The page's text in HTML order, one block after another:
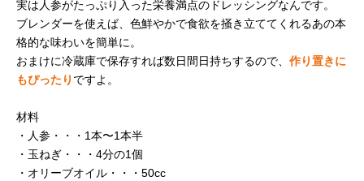
実は人参がたっぷり入った栄養満点のドレッシングなんです。
ブレンダーを使えば、色鮮やかで食欲を掻き立ててくれるあの本
格的な味わいを簡単に。
おまけに冷蔵庫で保存すれば数日間日持ちするので、 作り置きに
もぴったり ですよ。
材料
・人参・・・1本〜1本半
・玉ねぎ・・・4分の1個
・オリーブオイル・・・50cc